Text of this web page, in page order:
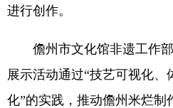
进行创作。
儋州市文化馆非遗工作部
展示活动通过“技艺可视化、
化”的实践，推动儋州米烂制